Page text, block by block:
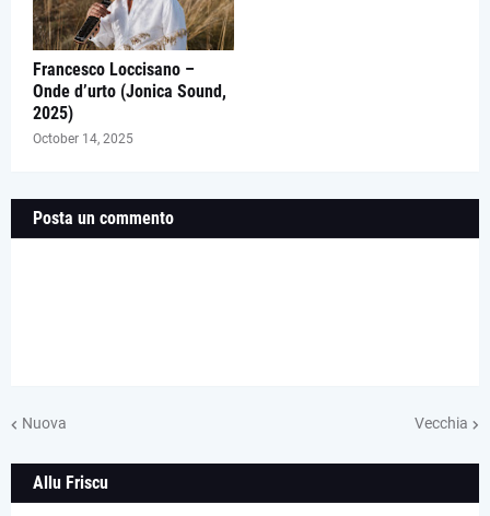
Francesco Loccisano –
Onde d’urto (Jonica Sound,
2025)
October 14, 2025
Posta un commento
Nuova Vecchia
Allu Friscu